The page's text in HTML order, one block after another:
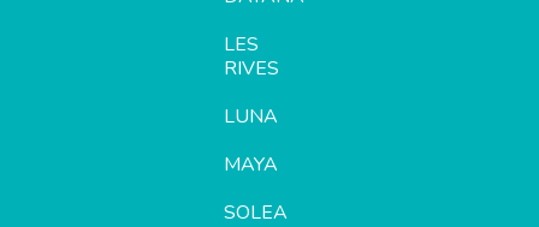
LES
RIVES
LUNA
MAYA
SOLEA